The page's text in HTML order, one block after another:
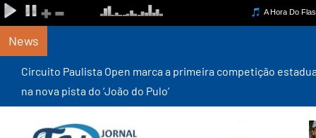
News
Circuito Paulista Open marca a primeira competição estadual
na nova pista do ‘João do Pulo’